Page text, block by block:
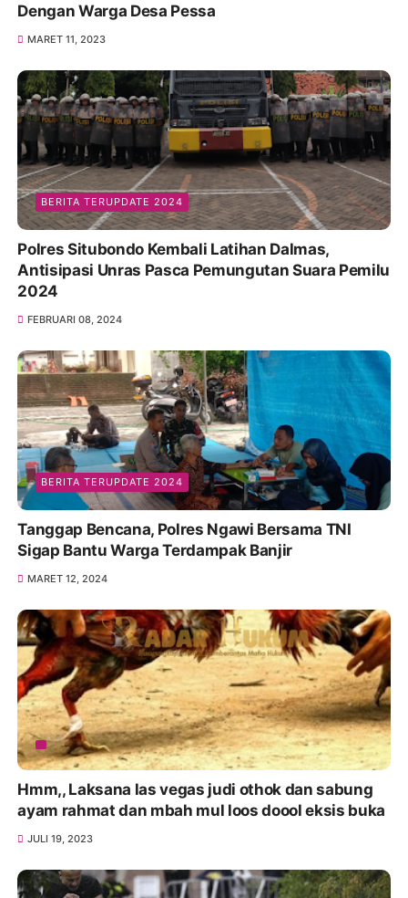
Dengan Warga Desa Pessa
MARET 11, 2023
BERITA TERUPDATE 2024
Polres Situbondo Kembali Latihan Dalmas,
Antisipasi Unras Pasca Pemungutan Suara Pemilu
2024
FEBRUARI 08, 2024
BERITA TERUPDATE 2024
Tanggap Bencana, Polres Ngawi Bersama TNI
Sigap Bantu Warga Terdampak Banjir
MARET 12, 2024
Hmm,, Laksana las vegas judi othok dan sabung
ayam rahmat dan mbah mul loos doool eksis buka
JULI 19, 2023